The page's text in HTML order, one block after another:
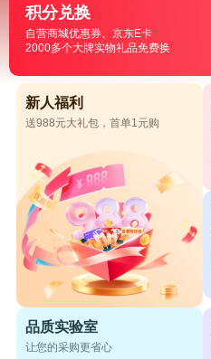
积分兑换
自营商城优惠券、京东E卡
2000多个大牌实物礼品免费换
新人福利
送988元大礼包，首单1元购
品质实验室
让您的采购更省心